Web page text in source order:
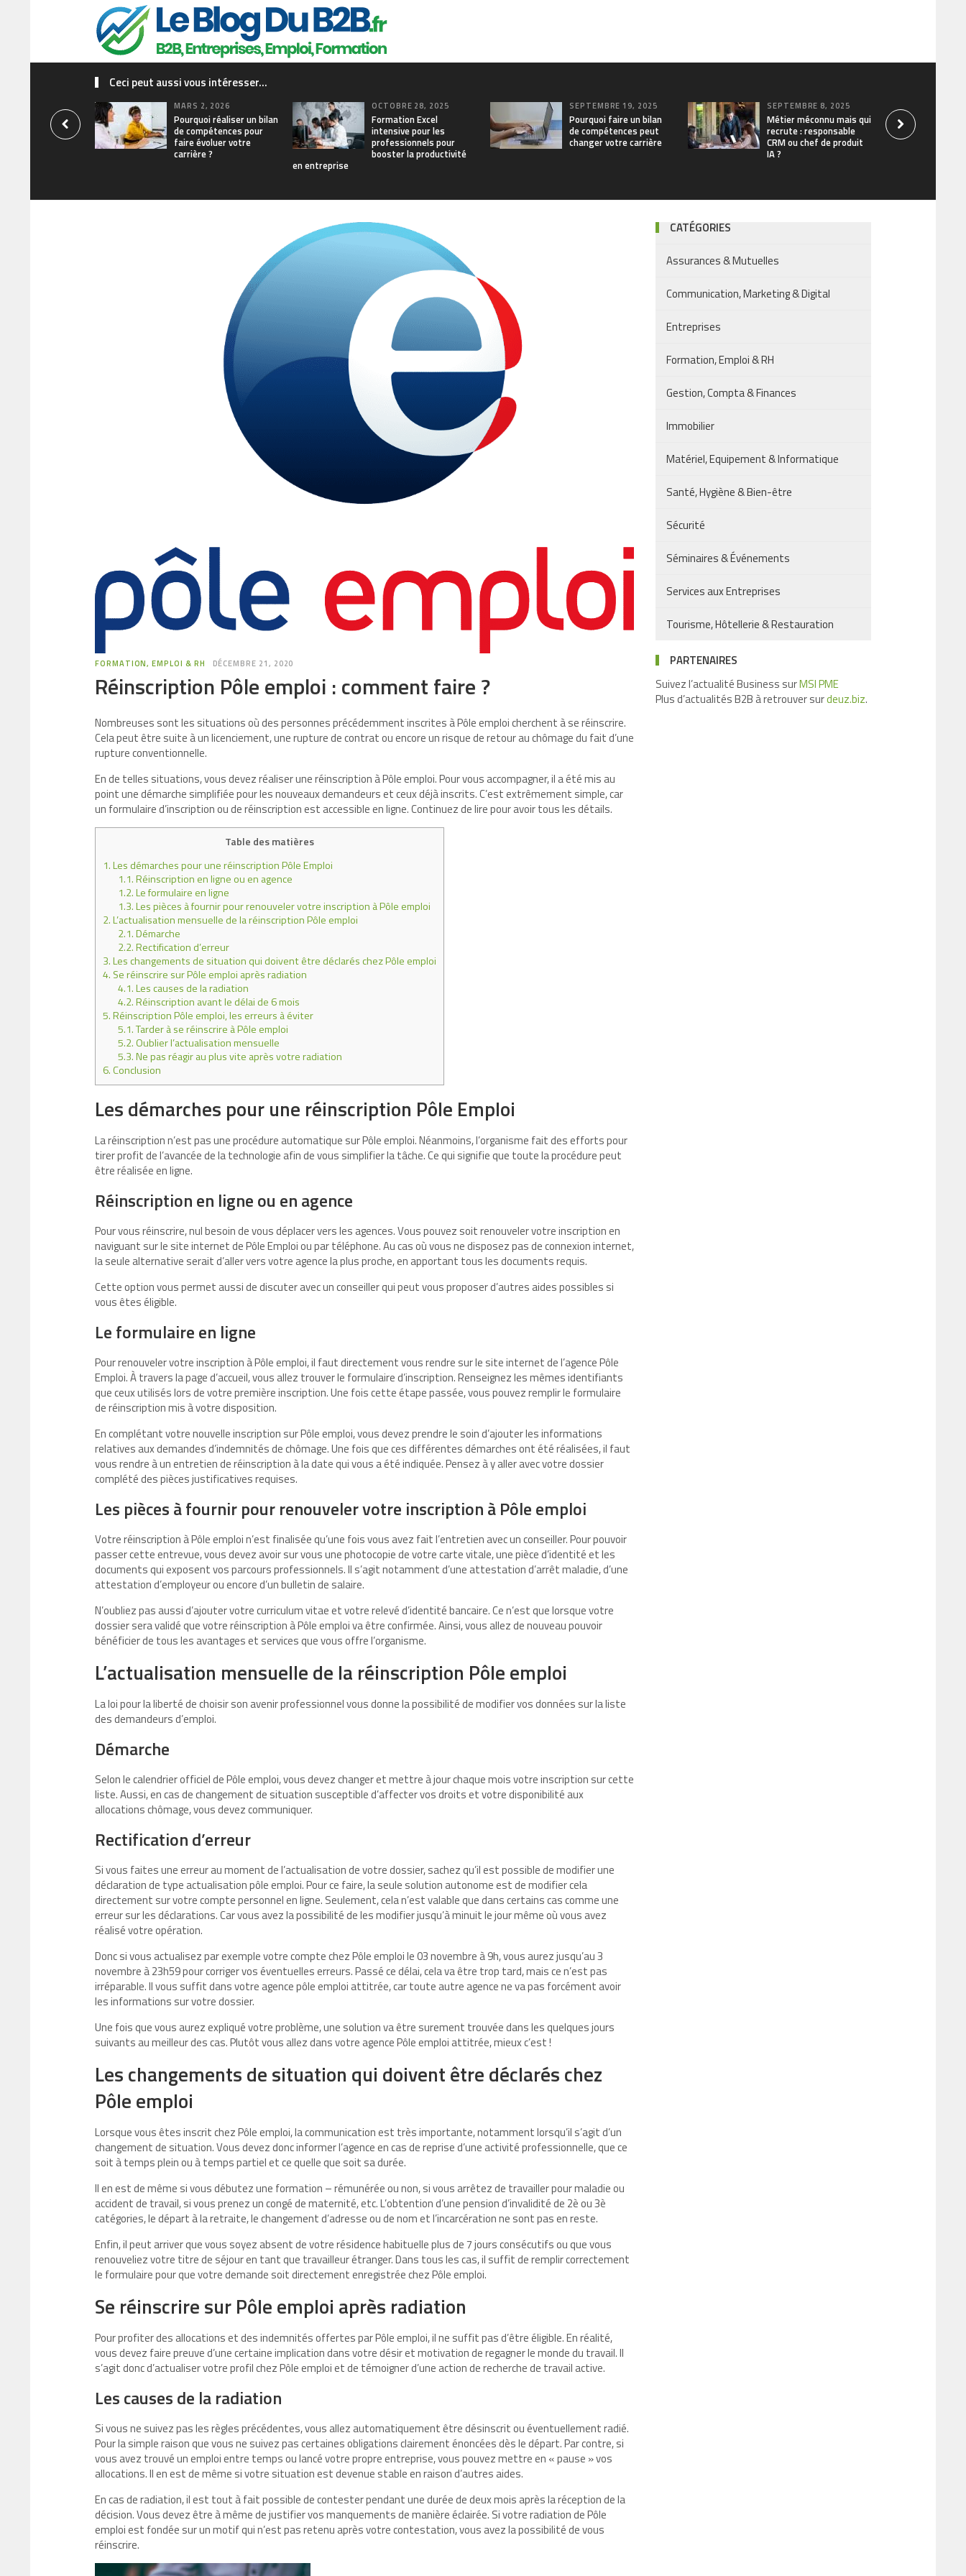
Ceci peut aussi vous intéresser...
MARS 2, 2026
Pourquoi réaliser un bilan
de compétences pour
faire évoluer votre
carrière ?
OCTOBRE 28, 2025
Formation Excel
intensive pour les
professionnels pour
booster la productivité
en entreprise
SEPTEMBRE 19, 2025
Pourquoi faire un bilan
de compétences peut
changer votre carrière
SEPTEMBRE 8, 2025
Métier méconnu mais qui
recrute : responsable
CRM ou chef de produit
IA ?
FORMATION, EMPLOI & RH DÉCEMBRE 21, 2020
Réinscription Pôle emploi : comment faire ?
Nombreuses sont les situations où des personnes précédemment inscrites à Pôle emploi cherchent à se réinscrire.
Cela peut être suite à un licenciement, une rupture de contrat ou encore un risque de retour au chômage du fait d’une
rupture conventionnelle.
En de telles situations, vous devez réaliser une réinscription à Pôle emploi. Pour vous accompagner, il a été mis au
point une démarche simplifiée pour les nouveaux demandeurs et ceux déjà inscrits. C’est extrêmement simple, car
un formulaire d’inscription ou de réinscription est accessible en ligne. Continuez de lire pour avoir tous les détails.
Table des matières
1.Les démarches pour une réinscription Pôle Emploi
1.1.Réinscription en ligne ou en agence
1.2.Le formulaire en ligne
1.3.Les pièces à fournir pour renouveler votre inscription à Pôle emploi
2.L’actualisation mensuelle de la réinscription Pôle emploi
2.1.Démarche
2.2.Rectification d’erreur
3.Les changements de situation qui doivent être déclarés chez Pôle emploi
4. Se réinscrire sur Pôle emploi après radiation
4.1.Les causes de la radiation
4.2.Réinscription avant le délai de 6 mois
5.Réinscription Pôle emploi, les erreurs à éviter
5.1.Tarder à se réinscrire à Pôle emploi
5.2.Oublier l’actualisation mensuelle
5.3.Ne pas réagir au plus vite après votre radiation
6.Conclusion
Les démarches pour une réinscription Pôle Emploi
La réinscription n’est pas une procédure automatique sur Pôle emploi. Néanmoins, l’organisme fait des efforts pour
tirer profit de l’avancée de la technologie afin de vous simplifier la tâche. Ce qui signifie que toute la procédure peut
être réalisée en ligne.
Réinscription en ligne ou en agence
Pour vous réinscrire, nul besoin de vous déplacer vers les agences. Vous pouvez soit renouveler votre inscription en
naviguant sur le site internet de Pôle Emploi ou par téléphone. Au cas où vous ne disposez pas de connexion internet,
la seule alternative serait d’aller vers votre agence la plus proche, en apportant tous les documents requis.
Cette option vous permet aussi de discuter avec un conseiller qui peut vous proposer d’autres aides possibles si
vous êtes éligible.
Le formulaire en ligne
Pour renouveler votre inscription à Pôle emploi, il faut directement vous rendre sur le site internet de l’agence Pôle
Emploi. À travers la page d’accueil, vous allez trouver le formulaire d’inscription. Renseignez les mêmes identifiants
que ceux utilisés lors de votre première inscription. Une fois cette étape passée, vous pouvez remplir le formulaire
de réinscription mis à votre disposition.
En complétant votre nouvelle inscription sur Pôle emploi, vous devez prendre le soin d’ajouter les informations
relatives aux demandes d’indemnités de chômage. Une fois que ces différentes démarches ont été réalisées, il faut
vous rendre à un entretien de réinscription à la date qui vous a été indiquée. Pensez à y aller avec votre dossier
complété des pièces justificatives requises.
Les pièces à fournir pour renouveler votre inscription à Pôle emploi
Votre réinscription à Pôle emploi n’est finalisée qu’une fois vous avez fait l’entretien avec un conseiller. Pour pouvoir
passer cette entrevue, vous devez avoir sur vous une photocopie de votre carte vitale, une pièce d’identité et les
documents qui exposent vos parcours professionnels. Il s’agit notamment d’une attestation d’arrêt maladie, d’une
attestation d’employeur ou encore d’un bulletin de salaire.
N’oubliez pas aussi d’ajouter votre curriculum vitae et votre relevé d’identité bancaire. Ce n’est que lorsque votre
dossier sera validé que votre réinscription à Pôle emploi va être confirmée. Ainsi, vous allez de nouveau pouvoir
bénéficier de tous les avantages et services que vous offre l’organisme.
L’actualisation mensuelle de la réinscription Pôle emploi
La loi pour la liberté de choisir son avenir professionnel vous donne la possibilité de modifier vos données sur la liste
des demandeurs d’emploi.
Démarche
Selon le calendrier officiel de Pôle emploi, vous devez changer et mettre à jour chaque mois votre inscription sur cette
liste. Aussi, en cas de changement de situation susceptible d’affecter vos droits et votre disponibilité aux
allocations chômage, vous devez communiquer.
Rectification d’erreur
Si vous faites une erreur au moment de l’actualisation de votre dossier, sachez qu’il est possible de modifier une
déclaration de type actualisation pôle emploi. Pour ce faire, la seule solution autonome est de modifier cela
directement sur votre compte personnel en ligne. Seulement, cela n’est valable que dans certains cas comme une
erreur sur les déclarations. Car vous avez la possibilité de les modifier jusqu’à minuit le jour même où vous avez
réalisé votre opération.
Donc si vous actualisez par exemple votre compte chez Pôle emploi le 03 novembre à 9h, vous aurez jusqu’au 3
novembre à 23h59 pour corriger vos éventuelles erreurs. Passé ce délai, cela va être trop tard, mais ce n’est pas
irréparable. Il vous suffit dans votre agence pôle emploi attitrée, car toute autre agence ne va pas forcément avoir
les informations sur votre dossier.
Une fois que vous aurez expliqué votre problème, une solution va être surement trouvée dans les quelques jours
suivants au meilleur des cas. Plutôt vous allez dans votre agence Pôle emploi attitrée, mieux c’est !
Les changements de situation qui doivent être déclarés chez
Pôle emploi
Lorsque vous êtes inscrit chez Pôle emploi, la communication est très importante, notamment lorsqu’il s’agit d’un
changement de situation. Vous devez donc informer l’agence en cas de reprise d’une activité professionnelle, que ce
soit à temps plein ou à temps partiel et ce quelle que soit sa durée.
Il en est de même si vous débutez une formation – rémunérée ou non, si vous arrêtez de travailler pour maladie ou
accident de travail, si vous prenez un congé de maternité, etc. L’obtention d’une pension d’invalidité de 2è ou 3è
catégories, le départ à la retraite, le changement d’adresse ou de nom et l’incarcération ne sont pas en reste.
Enfin, il peut arriver que vous soyez absent de votre résidence habituelle plus de 7 jours consécutifs ou que vous
renouveliez votre titre de séjour en tant que travailleur étranger. Dans tous les cas, il suffit de remplir correctement
le formulaire pour que votre demande soit directement enregistrée chez Pôle emploi.
Se réinscrire sur Pôle emploi après radiation
Pour profiter des allocations et des indemnités offertes par Pôle emploi, il ne suffit pas d’être éligible. En réalité,
vous devez faire preuve d’une certaine implication dans votre désir et motivation de regagner le monde du travail. Il
s’agit donc d’actualiser votre profil chez Pôle emploi et de témoigner d’une action de recherche de travail active.
Les causes de la radiation
Si vous ne suivez pas les règles précédentes, vous allez automatiquement être désinscrit ou éventuellement radié.
Pour la simple raison que vous ne suivez pas certaines obligations clairement énoncées dès le départ. Par contre, si
vous avez trouvé un emploi entre temps ou lancé votre propre entreprise, vous pouvez mettre en « pause » vos
allocations. Il en est de même si votre situation est devenue stable en raison d’autres aides.
En cas de radiation, il est tout à fait possible de contester pendant une durée de deux mois après la réception de la
décision. Vous devez être à même de justifier vos manquements de manière éclairée. Si votre radiation de Pôle
emploi est fondée sur un motif qui n’est pas retenu après votre contestation, vous avez la possibilité de vous
réinscrire.
CATÉGORIES
Assurances & Mutuelles
Communication, Marketing & Digital
Entreprises
Formation, Emploi & RH
Gestion, Compta & Finances
Immobilier
Matériel, Equipement & Informatique
Santé, Hygiène & Bien-être
Sécurité
Séminaires & Événements
Services aux Entreprises
Tourisme, Hôtellerie & Restauration
PARTENAIRES
Suivez l’actualité Business surMSI PME
Plus d’actualités B2B à retrouver surdeuz.biz.